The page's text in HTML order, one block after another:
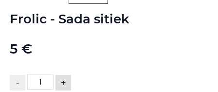
Frolic - Sada sitiek
5 €
- +
na
obrázkov